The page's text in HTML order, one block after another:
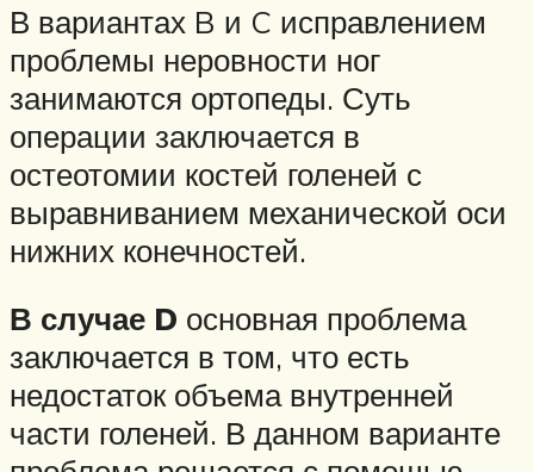
В вариантах B и C исправлением
проблемы неровности ног
занимаются ортопеды. Суть
операции заключается в
остеотомии костей голеней с
выравниванием механической оси
нижних конечностей.
В случае D основная проблема
заключается в том, что есть
недостаток объема внутренней
части голеней. В данном варианте